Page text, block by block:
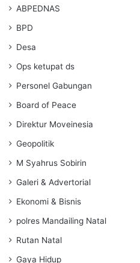
ABPEDNAS
BPD
Desa
Ops ketupat ds
Personel Gabungan
Board of Peace
Direktur Moveinesia
Geopolitik
M Syahrus Sobirin
Galeri & Advertorial
Ekonomi & Bisnis
polres Mandailing Natal
Rutan Natal
Gaya Hidup